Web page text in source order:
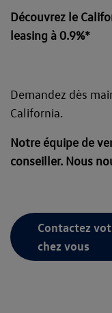
Découvrez le
leasing à 0.9%*
Demandez dès
California.
Notre équipe de
conseiller. Nous
Contactez
chez vous